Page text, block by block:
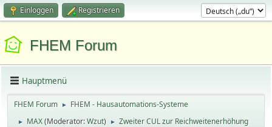
Einloggen Registrieren
FHEM Forum
Hauptmenü
FHEM Forum ► FHEM - Hausautomations-Systeme
► MAX(Moderator:Wzut) ► Zweiter CUL zur Reichweitenerhöhung